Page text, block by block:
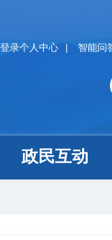
登录个人中心 | 智能问
政民互动